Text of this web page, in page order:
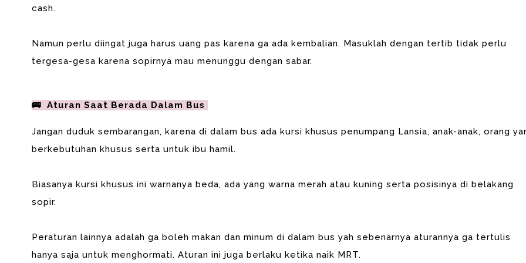
cash.
Namun perlu diingat juga harus uang pas karena ga ada kembalian. Masuklah dengan tertib tidak perlu
tergesa-gesa karena sopirnya mau menunggu dengan sabar.
🚌 Aturan Saat Berada Dalam Bus
Jangan duduk sembarangan, karena di dalam bus ada kursi khusus penumpang Lansia, anak-anak, orang
berkebutuhan khusus serta untuk ibu hamil.
Biasanya kursi khusus ini warnanya beda, ada yang warna merah atau kuning serta posisinya di belakang
sopir.
Peraturan lainnya adalah ga boleh makan dan minum di dalam bus yah sebenarnya aturannya ga tertulis
hanya saja untuk menghormati. Aturan ini juga berlaku ketika naik MRT.